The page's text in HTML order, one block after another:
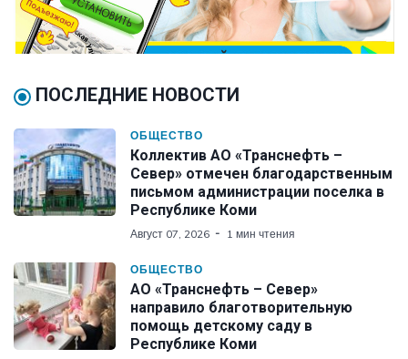
ПОСЛЕДНИЕ НОВОСТИ
ОБЩЕСТВО
Коллектив АО «Транснефть –
Север» отмечен благодарственным
письмом администрации поселка в
Республике Коми
Август 07, 2026 1 мин чтения
ОБЩЕСТВО
АО «Транснефть – Север»
направило благотворительную
помощь детскому саду в
Республике Коми